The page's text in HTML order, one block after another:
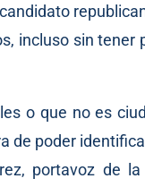
incluso sin tener
o que no es
de poder
portavoz de